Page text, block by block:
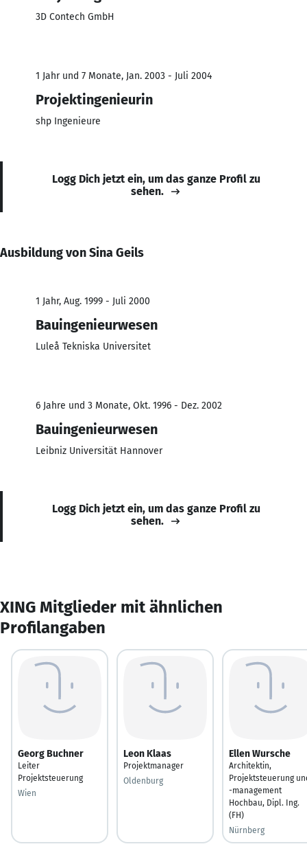
3D Contech GmbH
1 Jahr und 7 Monate, Jan. 2003 - Juli 2004
Projektingenieurin
shp Ingenieure
Logg Dich jetzt ein, um das ganze Profil zu
sehen.
Ausbildung von Sina Geils
1 Jahr, Aug. 1999 - Juli 2000
Bauingenieurwesen
Luleå Tekniska Universitet
6 Jahre und 3 Monate, Okt. 1996 - Dez. 2002
Bauingenieurwesen
Leibniz Universität Hannover
Logg Dich jetzt ein, um das ganze Profil zu
sehen.
XING Mitglieder mit ähnlichen
Profilangaben
Georg Buchner
Leiter
Projektsteuerung
Wien
Leon Klaas
Projektmanager
Oldenburg
Ellen Wursche
Architektin,
Projektsteuerung
-management
Hochbau, Dipl. Ing.
(FH)
Nürnberg